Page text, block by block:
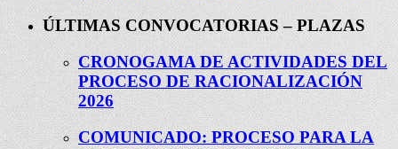
ÚLTIMAS CONVOCATORIAS – PLAZAS
CRONOGAMA DE ACTIVIDADES DEL
PROCESO DE RACIONALIZACIÓN
2026
COMUNICADO: PROCESO PARA LA